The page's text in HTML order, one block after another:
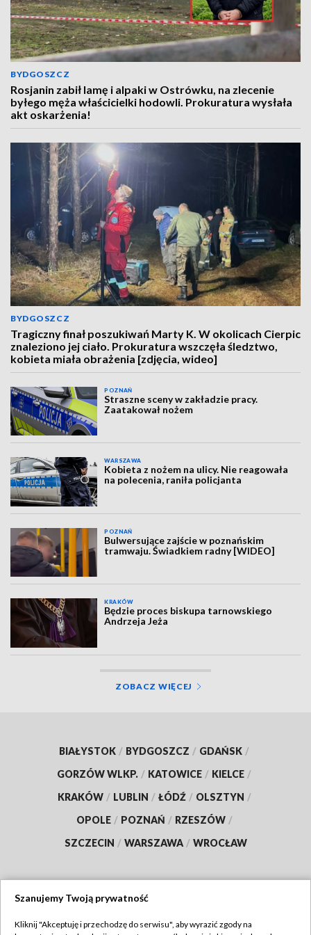
BYDGOSZCZ
Rosjanin zabił lamę i alpaki w Ostrówku, na zlecenie
byłego męża właścicielki hodowli. Prokuratura wysłała
akt oskarżenia!
BYDGOSZCZ
Tragiczny finał poszukiwań Marty K. W okolicach Cierpic
znaleziono jej ciało. Prokuratura wszczęła śledztwo,
kobieta miała obrażenia [zdjęcia, wideo]
POZNAŃ
Straszne sceny w zakładzie pracy.
Zaatakował nożem
WARSZAWA
Kobieta z nożem na ulicy. Nie reagowała
na polecenia, raniła policjanta
POZNAŃ
Bulwersujące zajście w poznańskim
tramwaju. Świadkiem radny [WIDEO]
KRAKÓW
Będzie proces biskupa tarnowskiego
Andrzeja Jeża
ZOBACZ WIĘCEJ
BIAŁYSTOK / BYDGOSZCZ / GDAŃSK /
GORZÓW WLKP. / KATOWICE / KIELCE /
KRAKÓW / LUBLIN / ŁÓDŹ / OLSZTYN /
OPOLE / POZNAŃ / RZESZÓW /
SZCZECIN / WARSZAWA / WROCŁAW
Szanujemy Twoją prywatność
Kliknij "Akceptuję i przechodzę do serwisu", aby wyrazić zgody na